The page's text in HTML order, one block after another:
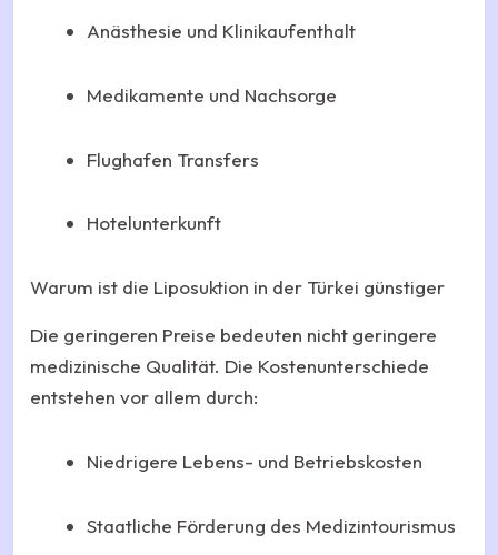
Anästhesie und Klinikaufenthalt
Medikamente und Nachsorge
Flughafen Transfers
Hotelunterkunft
Warum ist die Liposuktion in der Türkei günstiger
Die geringeren Preise bedeuten nicht geringere
medizinische Qualität. Die Kostenunterschiede
entstehen vor allem durch:
Niedrigere Lebens- und Betriebskosten
Staatliche Förderung des Medizintourismus